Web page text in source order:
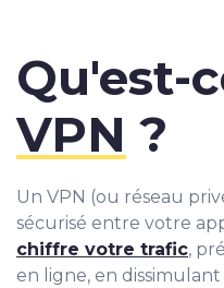
Qu'est-
VPN ?
Un VPN (ou réseau
sécurisé entre votre
chiffre votre trafic,
en ligne, en